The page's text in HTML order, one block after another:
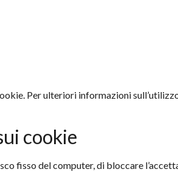
Per ulteriori informazioni
cookie
fisso del computer, di bloccare